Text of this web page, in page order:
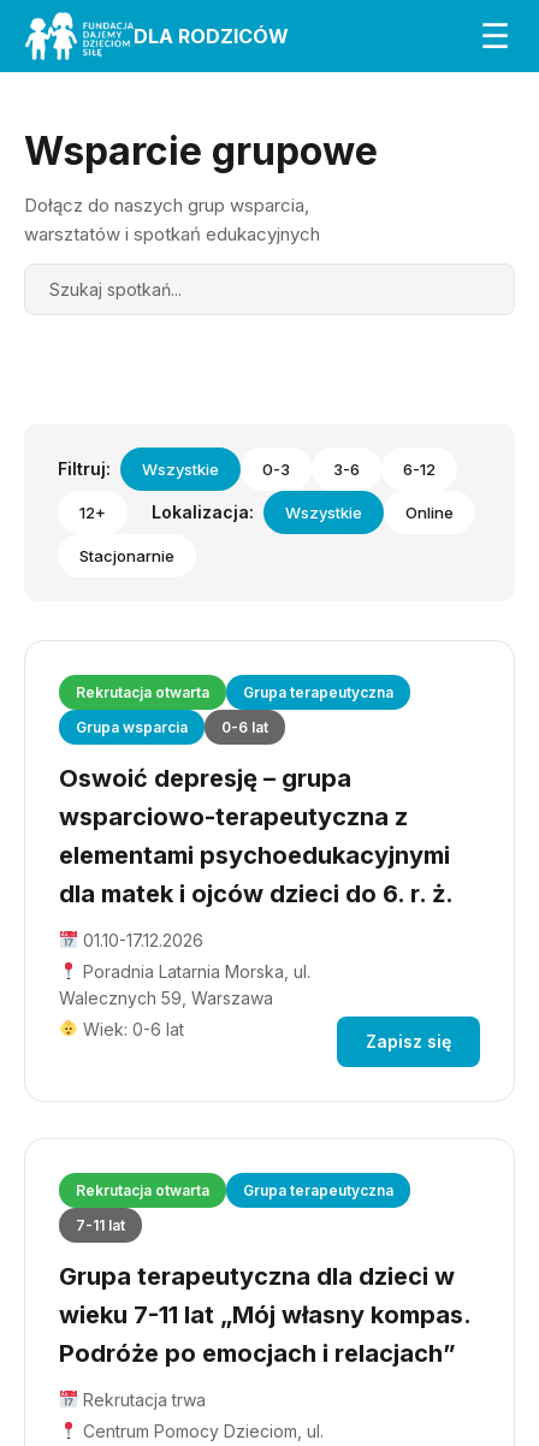
DLA RODZICÓW ☰
Wsparcie grupowe
Dołącz do naszych grup wsparcia,
warsztatów i spotkań edukacyjnych
Search
Filtruj: Wszystkie 0-3 3-6 6-12
12+ Lokalizacja: Wszystkie Online
Stacjonarnie
Rekrutacja otwarta
Grupa terapeutyczna
Grupa wsparcia
0-6 lat
Oswoić depresję – grupa
wsparciowo-terapeutyczna z
elementami psychoedukacyjnymi
dla matek i ojców dzieci do 6. r. ż.
01.10-17.12.2026
Poradnia Latarnia Morska, ul.
Walecznych 59, Warszawa
Wiek: 0-6 lat
Zapisz się
Rekrutacja otwarta
Grupa terapeutyczna
7-11 lat
Grupa terapeutyczna dla dzieci w
wieku 7-11 lat „Mój własny kompas.
Podróże po emocjach i relacjach”
Rekrutacja trwa
Centrum Pomocy Dzieciom, ul.